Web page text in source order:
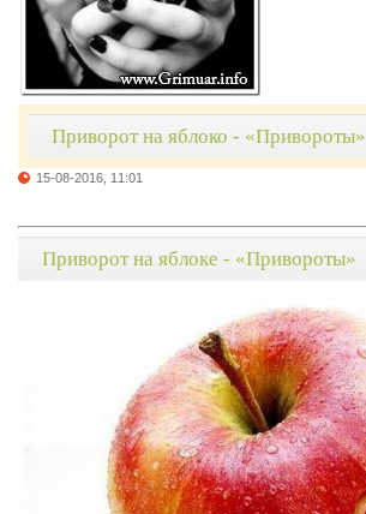
Приворот на яблоко - «Привороты»
15-08-2016, 11:01
Приворот на яблоке - «Привороты»